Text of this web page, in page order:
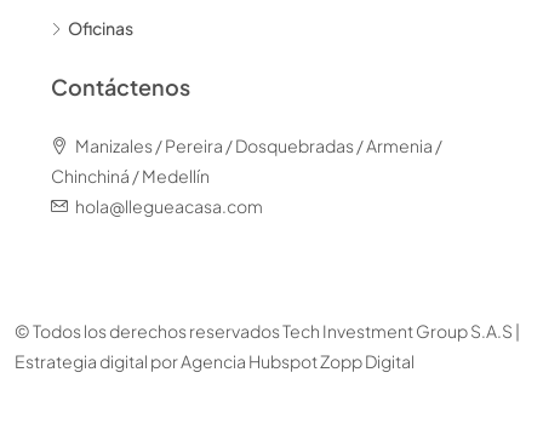
Oficinas
Contáctenos
Manizales / Pereira / Dosquebradas / Armenia /
Chinchiná / Medellín
hola@llegueacasa.com
© Todos los derechos reservados Tech Investment Group S.A.S |
Estrategia digital porAgencia Hubspot Zopp Digital